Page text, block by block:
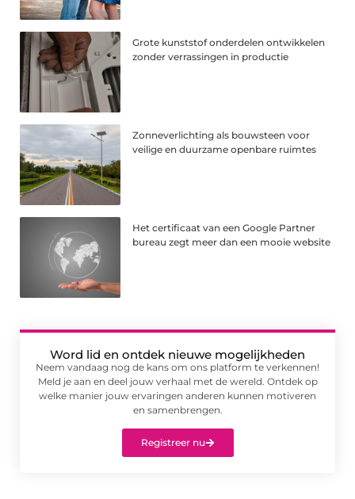
Grote kunststof onderdelen ontwikkelen
zonder verrassingen in productie
Zonneverlichting als bouwsteen voor
veilige en duurzame openbare ruimtes
Het certificaat van een Google Partner
bureau zegt meer dan een mooie website
Word lid en ontdek nieuwe mogelijkheden
Neem vandaag nog de kans om ons platform te verkennen!
Meld je aan en deel jouw verhaal met de wereld. Ontdek op
welke manier jouw ervaringen anderen kunnen motiveren
en samenbrengen.
Registreer nu